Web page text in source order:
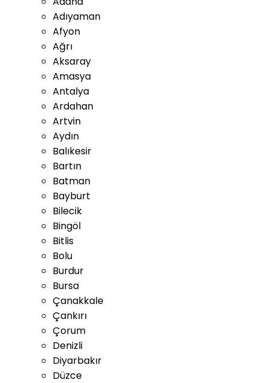
Adıyaman
Afyon
Ağrı
Aksaray
Amasya
Antalya
Ardahan
Artvin
Aydın
Balıkesir
Bartın
Batman
Bayburt
Bilecik
Bingöl
Bitlis
Bolu
Burdur
Bursa
Çanakkale
Çankırı
Çorum
Denizli
Diyarbakır
Düzce